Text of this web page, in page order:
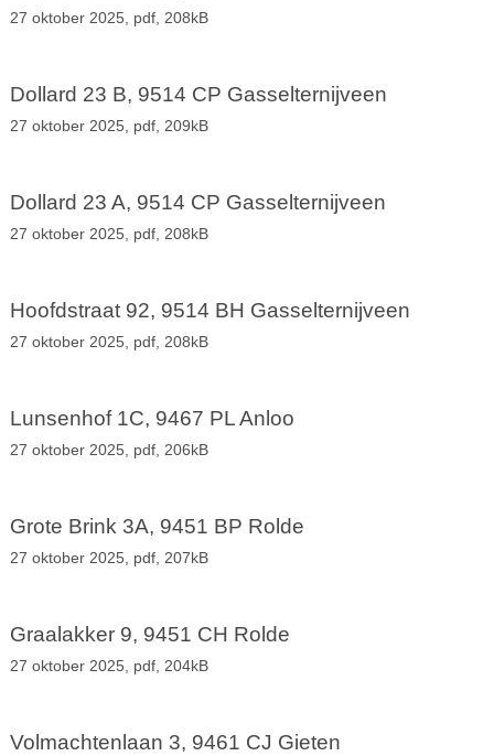
27 oktober 2025, pdf, 208kB
Dollard 23 B, 9514 CP Gasselternijveen
27 oktober 2025, pdf, 209kB
Dollard 23 A, 9514 CP Gasselternijveen
27 oktober 2025, pdf, 208kB
Hoofdstraat 92, 9514 BH Gasselternijveen
27 oktober 2025, pdf, 208kB
Lunsenhof 1C, 9467 PL Anloo
27 oktober 2025, pdf, 206kB
Grote Brink 3A, 9451 BP Rolde
27 oktober 2025, pdf, 207kB
Graalakker 9, 9451 CH Rolde
27 oktober 2025, pdf, 204kB
Volmachtenlaan 3, 9461 CJ Gieten